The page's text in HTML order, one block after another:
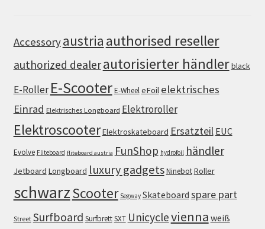
Accessoryaustria authorised reseller
authorized dealerautorisierter händlerblack
E-Roller E-ScooterE-WheeleFoil elektrisches
Einrad Elektrisches Longboard Elektroroller
ElektroscooterElektroskateboard Ersatzteil EUC
Evolve Fliteboard fliteboard austria FunShop hydrofoil händler
Jetboard Longboard luxury gadgetsNinebotRoller
schwarzScooter Segway Skateboard spare part
Street Surfboard SurfbrettSXT Unicyclevienna weiß